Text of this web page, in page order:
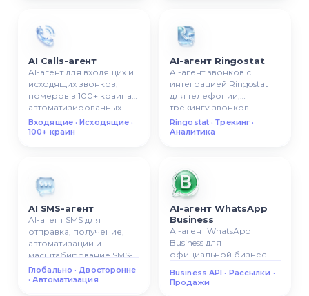
AI Calls-агент
AI-агент для входящих и
исходящих звонков,
номеров в 100+ краинах,
автоматизированных
сценариев викликов.
Входящие · Исходящие ·
100+ краин
AI-агент Ringostat
AI-агент звонков с
интеграцией Ringostat
для телефонии,
трекингу звонков,
входящих/исходящих
викликов, аналитики
Ringostat · Трекинг ·
Аналитика
AI SMS-агент
AI-агент SMS для
отправка, получение,
автоматизации и
масштабирование SMS-
коммуникации с
клиентами.
Глобально · Двосторонне
· Автоматизация
AI-агент WhatsApp
Business
AI-агент WhatsApp
Business для
официальной бизнес-
автоматических ответов,
рассылок и сценариев
Business API · Рассылки ·
Продажи